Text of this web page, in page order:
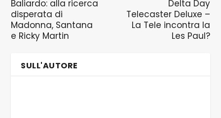
Baliardo: alla ricerca
disperata di
Madonna, Santana
e Ricky Martin
Delta Day
Telecaster Deluxe –
La Tele incontra la
Les Paul?
SULL'AUTORE